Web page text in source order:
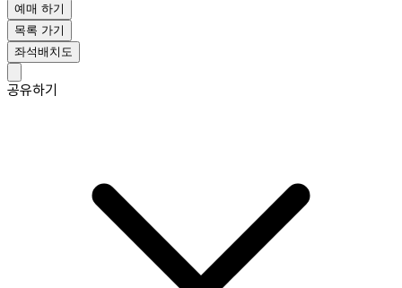
예매 하기
목록 가기
좌석배치도
공유하기